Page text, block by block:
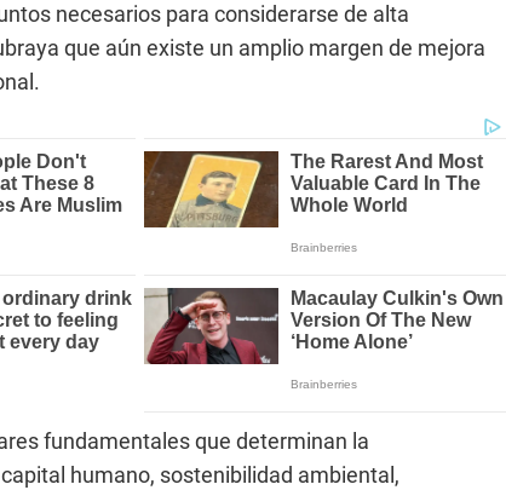
necesarios para considerarse de alta
que aún existe un amplio margen de mejora
fundamentales que determinan la
humano, sostenibilidad ambiental,